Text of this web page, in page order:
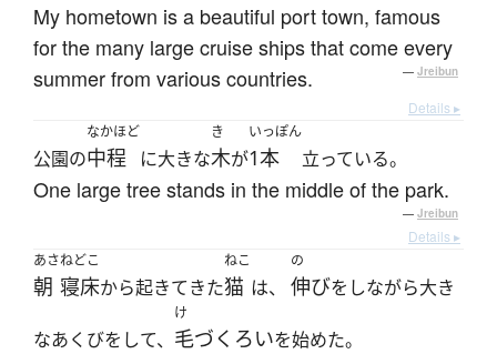
My hometown is a beautiful port town, famous
for the many large cruise ships that come every
summer from various countries.
— Jreibun
Details ▸
公園の
なかほど
中程 に大きな
き
木が
いっぽん
1本 立っている。
One large tree stands in the middle of the park.
— Jreibun
Details ▸
あさ
朝
ねどこ
寝床から起きてきた
ねこ
猫 は、
の
伸びをしながら大き
なあくびをして、
け
毛づくろいを始めた。